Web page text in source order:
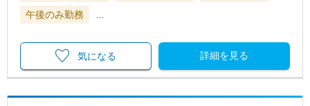
午後のみ勤務
…
詳細を見る
気になる